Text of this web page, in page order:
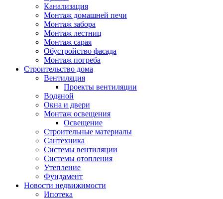
Канализация
Монтаж домашней печи
Монтаж забора
Монтаж лестниц
Монтаж сарая
Обустройство фасада
Монтаж погреба
Строительство дома
Вентиляция
Проекты вентиляции
Водяной
Окна и двери
Монтаж освещения
Освещение
Строительные материалы
Сантехника
Системы вентиляции
Системы отопления
Утепление
Фундамент
Новости недвижимости
Ипотека